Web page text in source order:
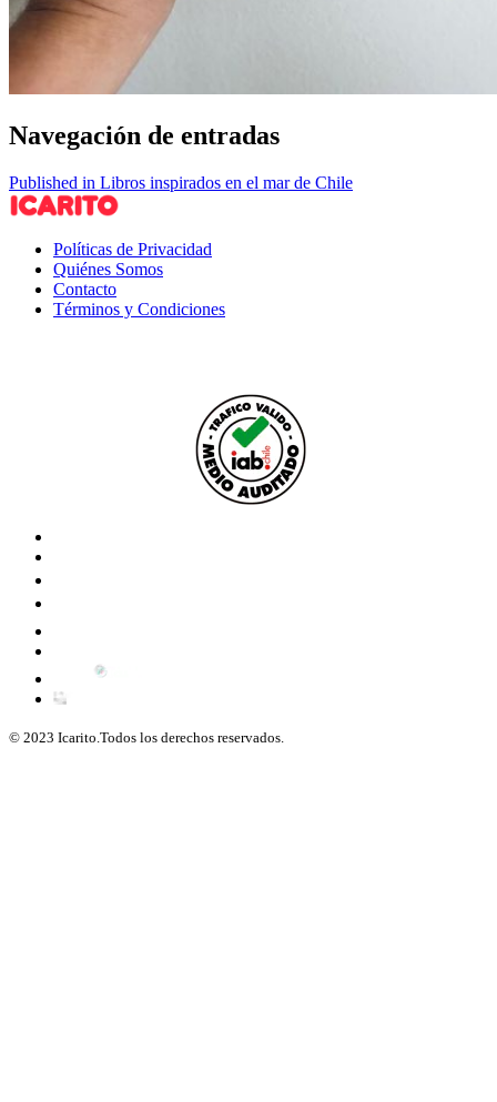
Navegación de entradas
Published in Libros inspirados en el mar de Chile
Políticas de Privacidad
Quiénes Somos
Contacto
Términos y Condiciones
© 2023 Icarito.Todos los derechos reservados.